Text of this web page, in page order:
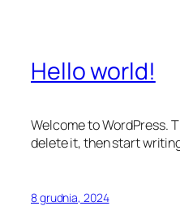
Hello world!
Welcome to WordPress.
delete it, then start
8 grudnia, 2024